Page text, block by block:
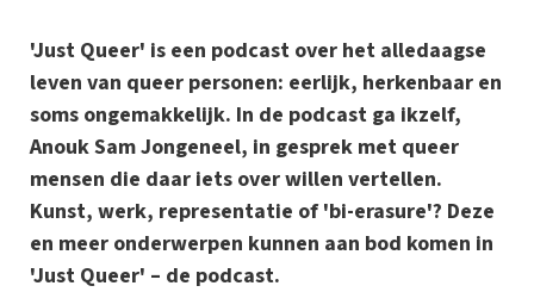
'Just Queer' is een podcast over het alledaagse
leven van queer personen: eerlijk, herkenbaar en
soms ongemakkelijk. In de podcast ga ikzelf,
Anouk Sam Jongeneel, in gesprek met queer
mensen die daar iets over willen vertellen.
Kunst, werk, representatie of 'bi-erasure'? Deze
en meer onderwerpen kunnen aan bod komen in
'Just Queer' – de podcast.